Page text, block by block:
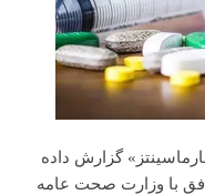
گزارش داده
با وزارت صحت عامه